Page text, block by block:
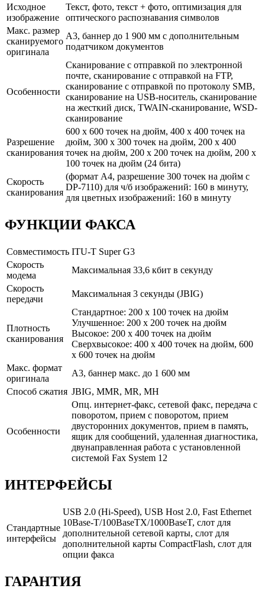
Исходное
изображение
Текст, фото, текст + фото, оптимизация для
оптического распознавания символов
Макс. размер
сканируемого
оригинала
A3, баннер до 1 900 мм с дополнительным
податчиком документов
Особенности
Сканирование с отправкой по электронной
почте, сканирование с отправкой на FTP,
сканирование с отправкой по протоколу SMB,
сканирование на USB-носитель, сканирование
на жесткий диск, TWAIN-сканирование, WSD-
сканирование
Разрешение
сканирования
600 x 600 точек на дюйм, 400 x 400 точек на
дюйм, 300 x 300 точек на дюйм, 200 x 400
точек на дюйм, 200 x 200 точек на дюйм, 200 x
100 точек на дюйм (24 бита)
Скорость
сканирования
(формат A4, разрешение 300 точек на дюйм с
DP-7110) для ч/б изображений: 160 в минуту,
для цветных изображений: 160 в минуту
ФУНКЦИИ ФАКСА
Совместимость ITU-T Super G3
Скорость
модема
Максимальная 33,6 кбит в секунду
Скорость
передачи
Максимальная 3 секунды (JBIG)
Плотность
сканирования
Стандартное: 200 x 100 точек на дюйм
Улучшенное: 200 x 200 точек на дюйм
Высокое: 200 x 400 точек на дюйм
Сверхвысокое: 400 x 400 точек на дюйм, 600
x 600 точек на дюйм
Макс. формат
оригинала
A3, баннер макс. до 1 600 мм
Способ сжатия JBIG, MMR, MR, MH
Особенности
Опц. интернет-факс, сетевой факс, передача с
поворотом, прием с поворотом, прием
двусторонних документов, прием в память,
ящик для сообщений, удаленная диагностика,
двунаправленная работа с установленной
системой Fax System 12
ИНТЕРФЕЙСЫ
Стандартные
интерфейсы
USB 2.0 (Hi-Speed), USB Host 2.0, Fast Ethernet
10Base-T/100BaseTX/1000BaseT, слот для
дополнительной сетевой карты, слот для
дополнительной карты CompactFlash, слот для
опции факса
ГАРАНТИЯ